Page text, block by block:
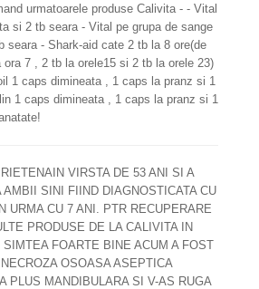
urmatoarele produse Calivita - - Vital
si 2 tb seara - Vital pe grupa de sange
seara - Shark-aid cate 2 tb la 8 ore(de
7 , 2 tb la orele15 si 2 tb la orele 23)
1 caps dimineata , 1 caps la pranz si 1
1 caps dimineata , 1 caps la pranz si 1
VIRSTA DE 53 ANI SI A
AMBII SINI FIIND DIAGNOSTICATA CU
URMA CU 7 ANI. PTR RECUPERARE
PRODUSE DE LA CALIVITA IN
SIMTEA FOARTE BINE ACUM A FOST
OSOASA ASEPTICA
PLUS MANDIBULARA SI V-AS RUGA